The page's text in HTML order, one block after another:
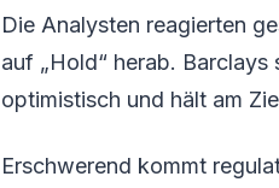
Die Analysten reagierten
auf „Hold“ herab.
optimistisch und hält am
Erschwerend kommt